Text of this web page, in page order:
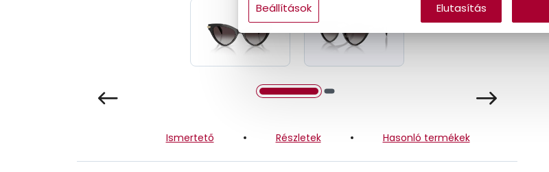
Ismertető Részletek Hasonló termékek
Beállítások Elutasítás